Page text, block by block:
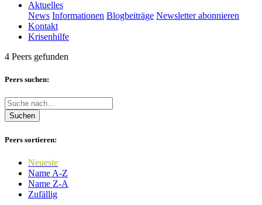
Aktuelles
News Informationen Blogbeiträge Newsletter abonnieren
Kontakt
Krisenhilfe
4 Peers gefunden
Peers suchen:
Suchen
Peers sortieren:
Neueste
Name A-Z
Name Z-A
Zufällig